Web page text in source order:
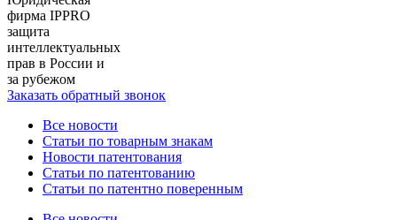
фирма IPPRO
защита
интеллектуальных
прав в России и
за рубежом
Заказать обратный звонок
Все новости
Статьи по товарным знакам
Новости патентования
Статьи по патентованию
Статьи по патентно поверенным